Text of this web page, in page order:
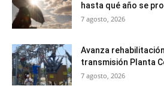
hasta qué año se
7 agosto, 2026
Avanza
transmisión Planta
7 agosto, 2026